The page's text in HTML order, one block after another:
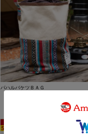
パハルバケツＢＡＧ